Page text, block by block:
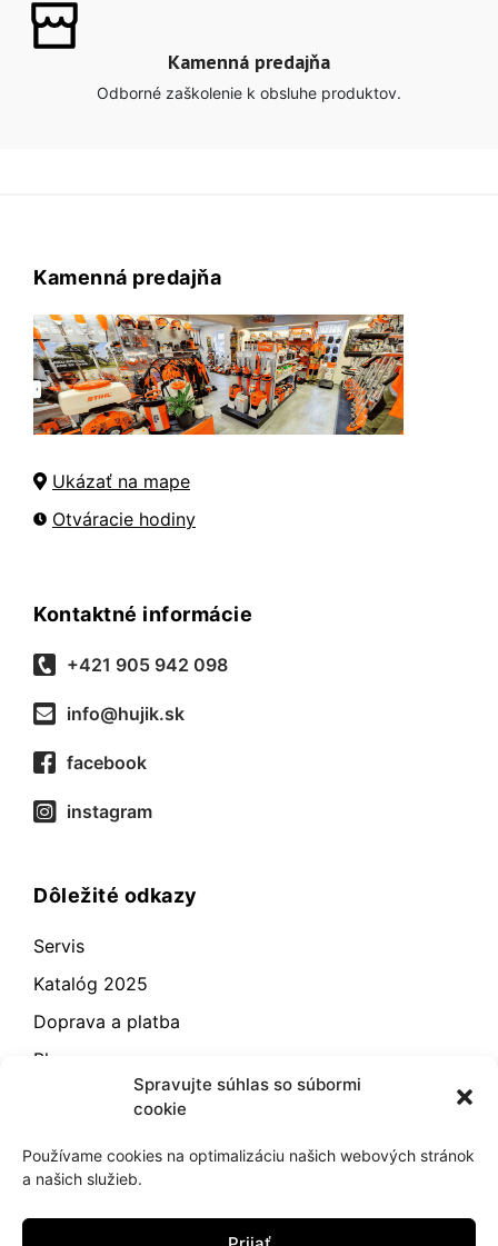
Spravujte súhlas so súbormi
cookie
Používame cookies na optimalizáciu našich webových stránok
a našich služieb.
Kamenná predajňa
Odborné zaškolenie k obsluhe produktov.
Kamenná predajňa
Ukázať na mape
Otváracie hodiny
Kontaktné informácie
+421 905 942 098
info@hujik.sk
facebook
instagram
Dôležité odkazy
Servis
Katalóg 2025
Doprava a platba
Blog
Odstúpenie od zmluvy